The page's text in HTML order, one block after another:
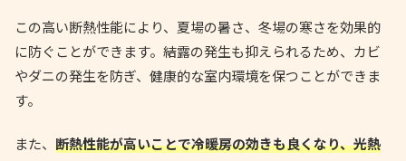
この高い断熱性能により、夏場の暑さ、冬場の寒さを効果的
に防ぐことができます。結露の発生も抑えられるため、カビ
やダニの発生を防ぎ、健康的な室内環境を保つことができま
す。
また、 断熱性能が高いことで冷暖房の効きも良くなり、光熱